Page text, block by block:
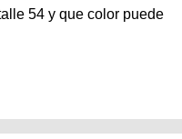
54 y que color puede